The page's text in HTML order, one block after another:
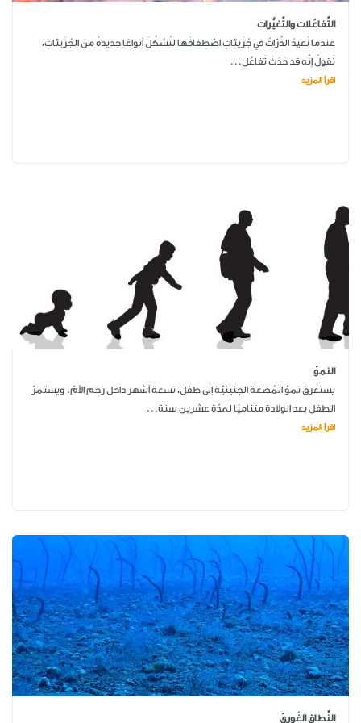
التَّفاعُلات والتَّغيُّرات
عندما تُعيدُ الذَّرّاتُ في جُزَيئاتٍ اصْطِفافَها لتُشكِّلَ أنواعًا جديدةً منَ الجُزَيئاتِ،
نَقولُ إنّه قد حَدَثَ تَفاعُل...
اقرأ المزيد
النموّ
يستغرق نموّ المُضغة الجنينيّة إلى طفل، تسعة أشهر داخل رَحِم الأمّ. ويستمرّ
الطفل بعد الولادة متناميًا لمدّة عشرين سنة...
اقرأ المزيد
النِّطاق الغَوريّ